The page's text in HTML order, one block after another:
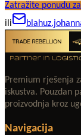
Zatražite ponudu
ili
Premium rješenja
iskustva. Pouzdan
proizvodnja kroz
Navigacija